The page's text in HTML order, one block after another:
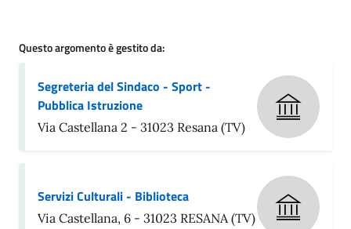
Questo argomento è gestito da:
Segreteria del Sindaco - Sport -
Pubblica Istruzione
Via Castellana 2 - 31023 Resana (TV)
Servizi Culturali - Biblioteca
Via Castellana, 6 - 31023 RESANA (TV)